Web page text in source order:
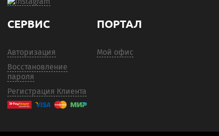
СЕРВИС
Авторизация
Восстановление
пароля
Регистрация Клиента
ПОРТАЛ
Мой офис